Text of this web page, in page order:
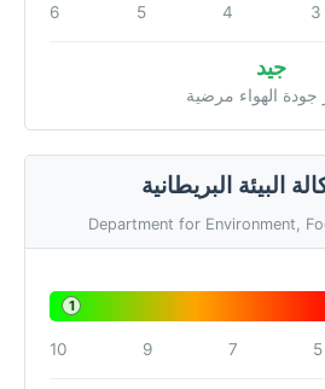
3
4
5
6
جيد
جودة الهواء مرضية
البيئة البريطانية
Department for Environment,
1
5
7
9
10